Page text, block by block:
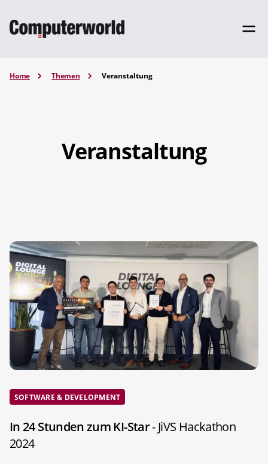
Home Themen Veranstaltung
Veranstaltung
SOFTWARE & DEVELOPMENT
In 24 Stunden zum KI-Star- JiVS Hackathon
2024